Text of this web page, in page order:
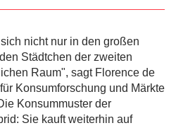
nicht nur in den großen
Städtchen der zweiten
Raum", sagt Florence de
Konsumforschung und Märkte
Konsummuster der
Sie kauft weiterhin auf